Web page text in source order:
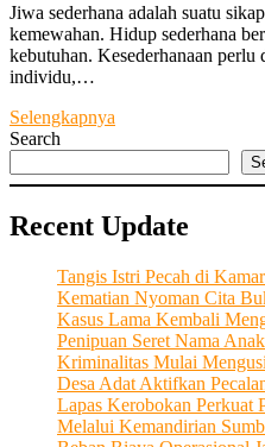
Jiwa sederhana adalah suatu
kemewahan. Hidup sederhana
kebutuhan. Kesederhanaan
individu,…
Selengkapnya
Sosok
Direktur
PT.
Angkasa
Jaya
Search
Recent Update
Tangis Istri Pecah di
Kematian Nyoman Cita
Kasus Lama Kembali
Penipuan Seret Nama
Kriminalitas Mulai
Desa Adat Aktifkan
Lapas Kerobokan Perkuat
Melalui Kemandirian